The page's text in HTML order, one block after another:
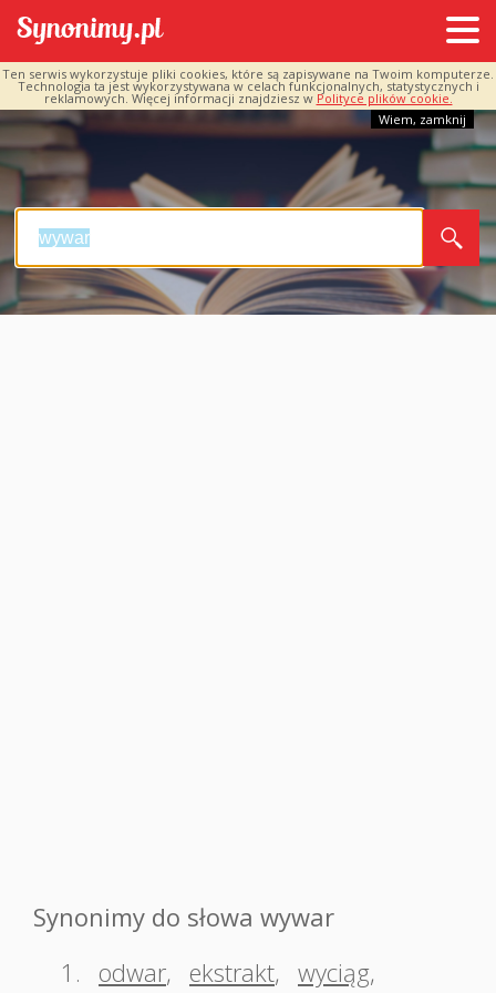
Ten serwis wykorzystuje pliki cookies, które są zapisywane na Twoim komputerze.
Technologia ta jest wykorzystywana w celach funkcjonalnych, statystycznych i
reklamowych. Więcej informacji znajdziesz w Polityce plików cookie.
Wiem, zamknij
Synonimy do słowa wywar
1.
odwar, ekstrakt, wyciąg,